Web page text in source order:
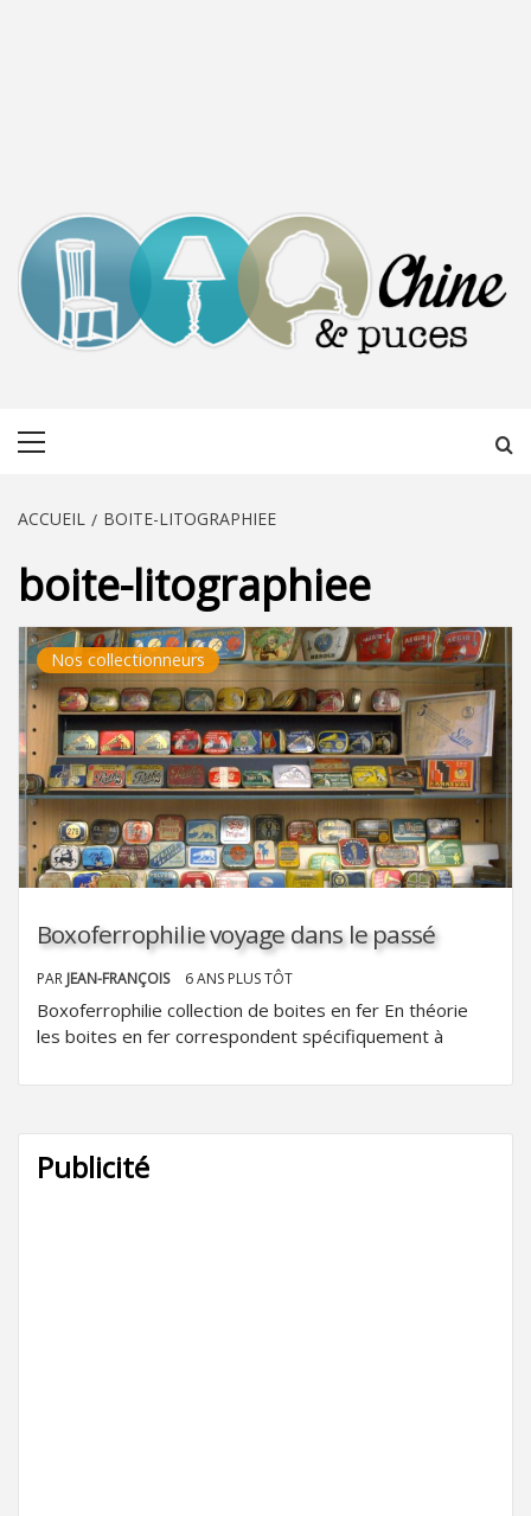
ACCUEIL BOITE-LITOGRAPHIEE
boite-litographiee
Nos collectionneurs
Boxoferrophilie voyage dans le passé
PAR JEAN-FRANÇOIS 6 ANS PLUS TÔT
Boxoferrophilie collection de boites en fer En théorie
les boites en fer correspondent spécifiquement à
Publicité